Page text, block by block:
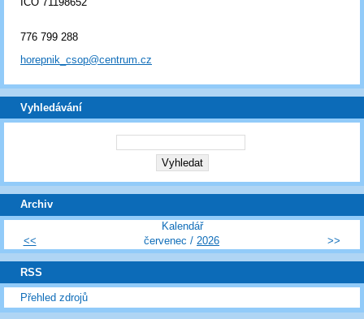
776 799 288
horepnik_csop@centrum.cz
Vyhledávání
Archiv
Kalendář
<<
červenec / 2026 >>
RSS
Přehled zdrojů